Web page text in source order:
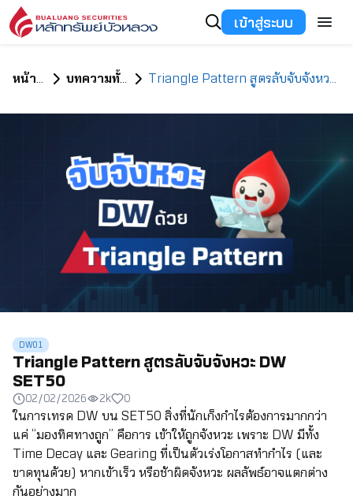
เข้าสู่ระบบ
หน้าแรก บทความทั้งหมด Triangle Pattern สูตรลับจับจังหวะ DW SET50
DW01
Triangle Pattern สูตรลับจับจังหวะ DW
SET50
02/02/2026 2k 0
ในการเทรด DW บน SET50 สิ่งที่นักเก็งกำไรต้องการมากกว่า
แค่ “มองทิศทางถูก” คือการ เข้าให้ถูกจังหวะ เพราะ DW มีทั้ง
Time Decay และ Gearing ที่เป็นตัวเร่งโอกาสทำกำไร (และ
ขาดทุนด้วย) หากเข้าเร็ว หรือช้าผิดจังหวะ ผลลัพธ์อาจแตกต่าง
กันอย่างมาก